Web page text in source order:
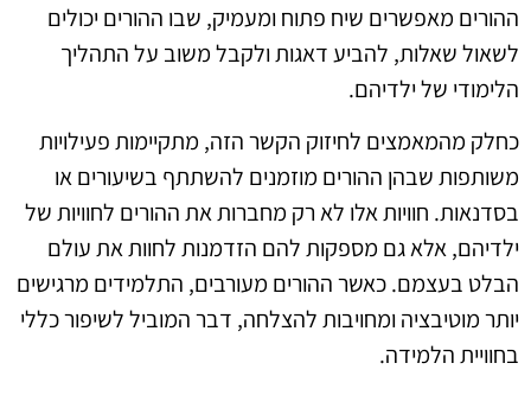
ההורים מאפשרים שיח פתוח ומעמיק, שבו ההורים יכולים
לשאול שאלות, להביע דאגות ולקבל משוב על התהליך
הלימודי של ילדיהם.
כחלק מהמאמצים לחיזוק הקשר הזה, מתקיימות פעילויות
משותפות שבהן ההורים מוזמנים להשתתף בשיעורים או
בסדנאות. חוויות אלו לא רק מחברות את ההורים לחוויות של
ילדיהם, אלא גם מספקות להם הזדמנות לחוות את עולם
הבלט בעצמם. כאשר ההורים מעורבים, התלמידים מרגישים
יותר מוטיבציה ומחויבות להצלחה, דבר המוביל לשיפור כללי
בחוויית הלמידה.